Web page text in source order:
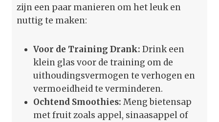
zijn een paar manieren om het leuk en
nuttig te maken:
Voor de Training Drank: Drink een
klein glas voor de training om de
uithoudingsvermogen te verhogen en
vermoeidheid te verminderen.
Ochtend Smoothies: Meng bietensap
met fruit zoals appel, sinaasappel of